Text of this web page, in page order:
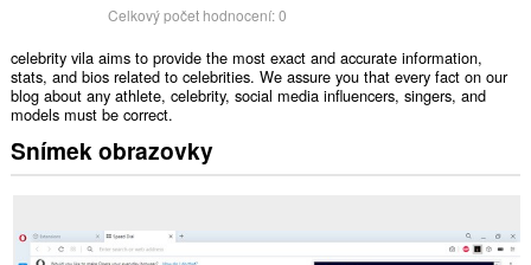
Celkový počet hodnocení:0
celebrity vila aims to provide the most exact and accurate information,
stats, and bios related to celebrities. We assure you that every fact on our
blog about any athlete, celebrity, social media influencers, singers, and
models must be correct.
Snímek obrazovky